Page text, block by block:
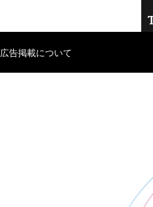
広告掲載について